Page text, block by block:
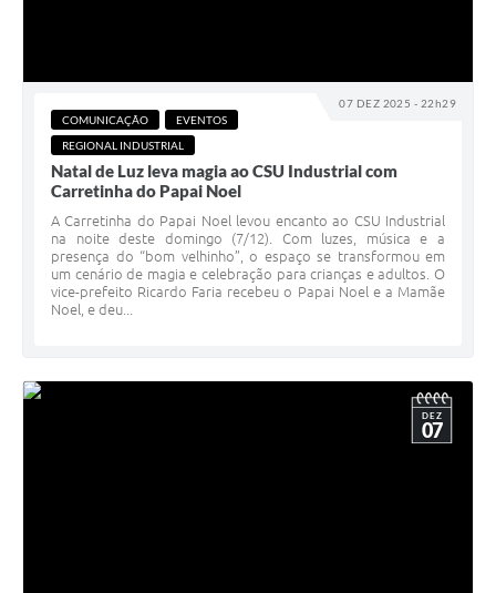
07 DEZ 2025 - 22h29
COMUNICAÇÃO
EVENTOS
REGIONAL INDUSTRIAL
Natal de Luz leva magia ao CSU Industrial com
Carretinha do Papai Noel
A Carretinha do Papai Noel levou encanto ao CSU Industrial
na noite deste domingo (7/12). Com luzes, música e a
presença do “bom velhinho”, o espaço se transformou em
um cenário de magia e celebração para crianças e adultos. O
vice-prefeito Ricardo Faria recebeu o Papai Noel e a Mamãe
Noel, e deu...
DEZ
07